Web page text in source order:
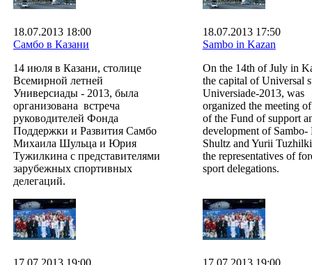
18.07.2013 18:00
Самбо в Казани
14 июля в Казани, столице
Всемирной летней
Универсиады - 2013, была
организована встреча
руководителей Фонда
Поддержки и Развития Самбо
Михаила Шульца и Юрия
Тужилкина с представителями
зарубежных спортивных
делегаций.
18.07.2013 17:50
Sambo in Kazan
On the 14th of July in
the capital of Universal
Universiade-2013, was
organized the meeting
of the Fund of support
development of
Shultz and Yurii
the representatives of
sport delegations.
17.07.2013 19:00
17.07.2013 19:00